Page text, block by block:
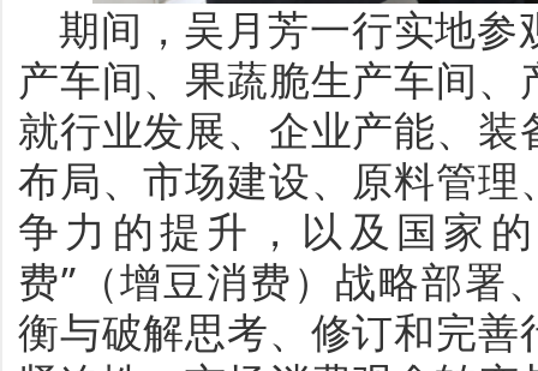
期间，吴月芳一行实地
产车间、果蔬脆生产车间
就行业发展、企业产能、
布局、市场建设、原料管
争力的提升，以及国家
费”（增豆消费）战略部署
衡与破解思考、修订和完